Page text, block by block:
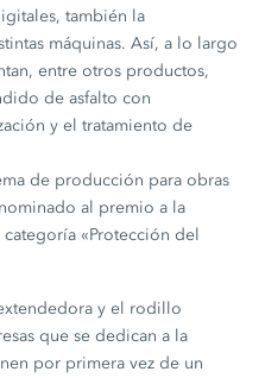
también la
máquinas. Así, a lo largo
entre otros productos,
de asfalto con
y el tratamiento de
de producción para obras
al premio a la
«Protección del
y el rodillo
que se dedican a la
por primera vez de un